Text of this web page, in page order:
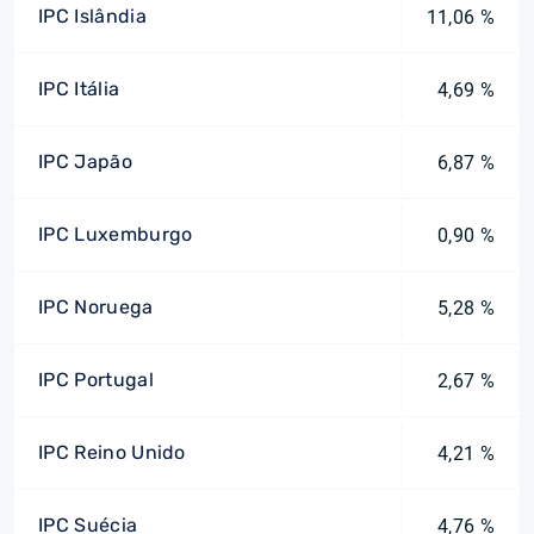
IPC Islândia 11,06 %
IPC Itália 4,69 %
IPC Japão 6,87 %
IPC Luxemburgo 0,90 %
IPC Noruega 5,28 %
IPC Portugal 2,67 %
IPC Reino Unido 4,21 %
IPC Suécia 4,76 %